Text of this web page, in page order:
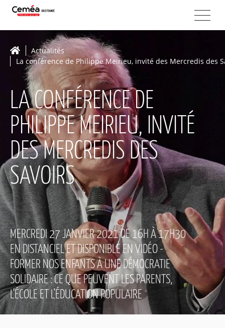
Actualités
La conférence de Philippe Meirieu, invité des Mercredis des
LA CONFÉRENCE DE
PHILIPPE MEIRIEU, INVITÉ
DES MERCREDIS DES
SAVOIRS
MERCREDI 27 JANVIER 2021 DE 16H À 17H30
EN DISTANCIEL ET DISPONIBLE EN VIDÉO -
FORMER NOS ENFANTS À UNE DÉMOCRATIE
SOLIDAIRE : CE QUE PEUVENT LES PARENTS,
L'ÉCOLE ET L'ÉDUCATION POPULAIRE